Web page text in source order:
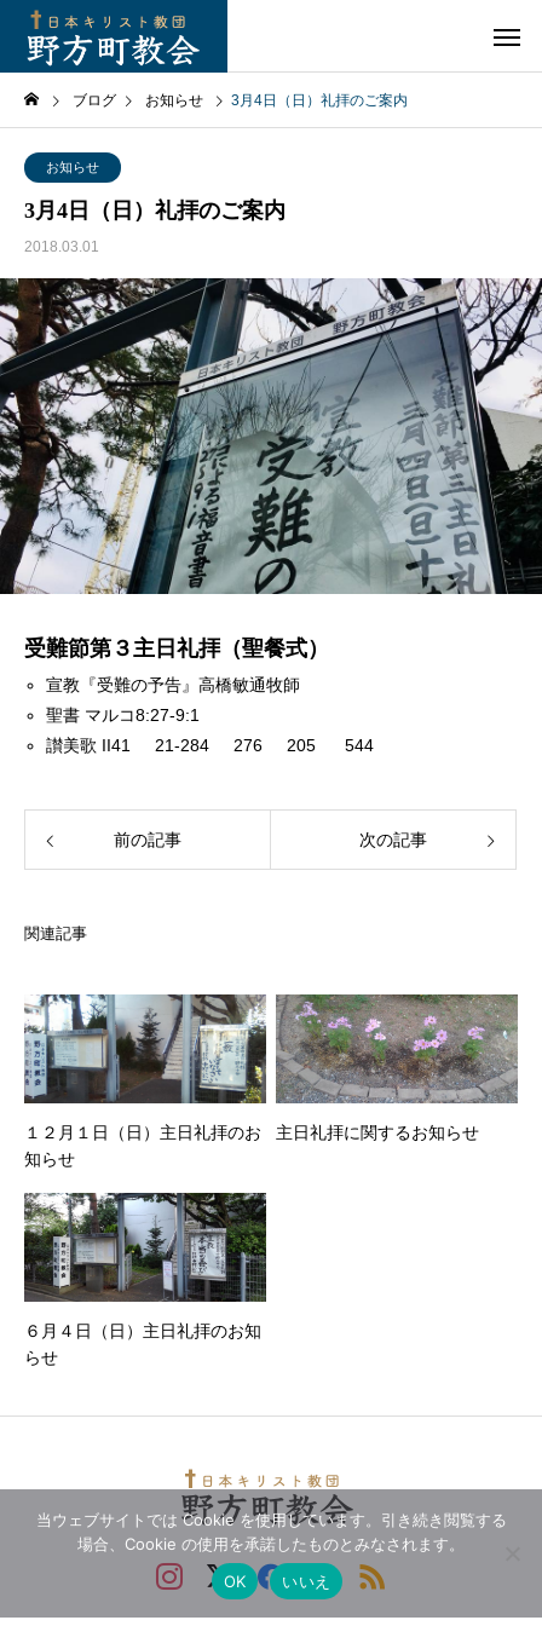
ブログ お知らせ 3月4日（日）礼拝のご案内
お知らせ
3月4日（日）礼拝のご案内
2018.03.01
受難節第３主日礼拝（聖餐式）
宣教『受難の予告』高橋敏通牧師
聖書 マルコ8:27-9:1
讃美歌 II41 21-284 276 205 544
前の記事 次の記事
関連記事
１２月１日（日）主日礼拝のお
知らせ
主日礼拝に関するお知らせ
６月４日（日）主日礼拝のお知
らせ
当ウェブサイトでは Cookie を使用しています。引き続き閲覧する
場合、Cookie の使用を承諾したものとみなされます。
OK
いいえ